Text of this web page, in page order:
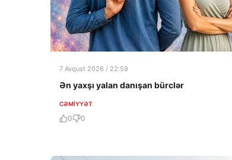
7 Avqust 2026 / 22:59
Ən yaxşı yalan danışan bürclər
CƏMIYYƏT
0 0